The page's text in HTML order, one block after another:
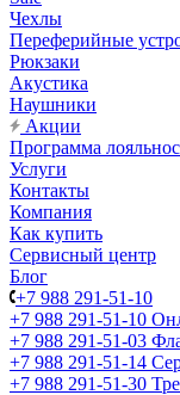
Чехлы
Переферийные
Рюкзаки
Акустика
Наушники
Акции
Программа
Услуги
Контакты
Компания
Как купить
Сервисный центр
Блог
+7 988 291-51-10
+7 988 291-51-10
+7 988 291-51-03
+7 988 291-51-14
+7 988 291-51-30